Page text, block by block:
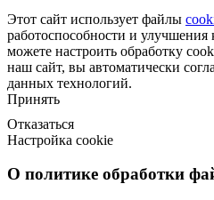
Этот сайт использует файлы
работоспособности и
можете настроить обработку
наш сайт, вы автоматически
данных технологий.
Принять
Отказаться
Настройка cookie
О политике обработки